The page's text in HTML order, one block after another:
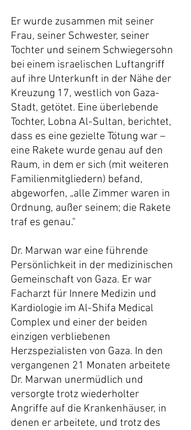
Er wurde zusammen mit seiner
Frau, seiner Schwester, seiner
Tochter und seinem Schwiegersohn
bei einem israelischen Luftangriff
auf ihre Unterkunft in der Nähe der
Kreuzung 17, westlich von Gaza-
Stadt, getötet. Eine überlebende
Tochter, Lobna Al-Sultan, berichtet,
dass es eine gezielte Tötung war –
eine Rakete wurde genau auf den
Raum, in dem er sich (mit weiteren
Familienmitgliedern) befand,
abgeworfen, „alle Zimmer waren in
Ordnung, außer seinem; die Rakete
traf es genau."
Dr. Marwan war eine führende
Persönlichkeit in der medizinischen
Gemeinschaft von Gaza. Er war
Facharzt für Innere Medizin und
Kardiologie im Al-Shifa Medical
Complex und einer der beiden
einzigen verbliebenen
Herzspezialisten von Gaza. In den
vergangenen 21 Monaten arbeitete
Dr. Marwan unermüdlich und
versorgte trotz wiederholter
Angriffe auf die Krankenhäuser, in
denen er arbeitete, und trotz des